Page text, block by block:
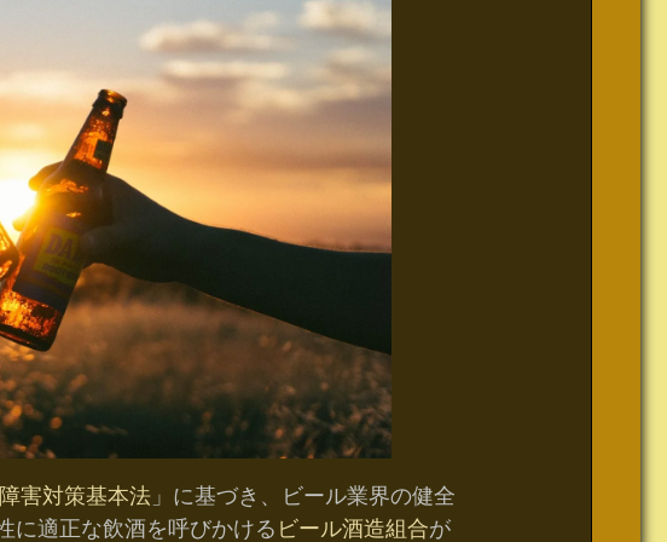
害対策基本法 」に基づき、ビール業界の健全
に適正な飲酒を呼びかける ビール酒造組合が